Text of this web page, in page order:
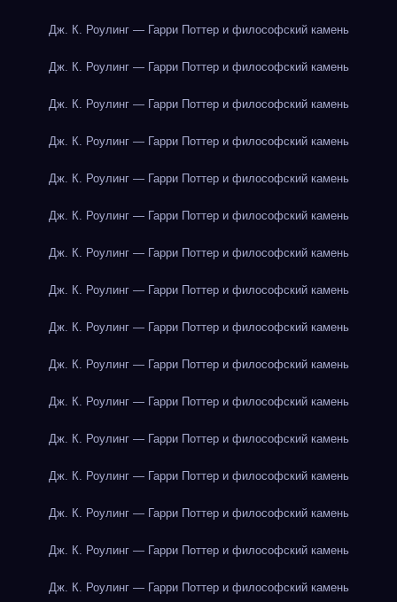
Дж. К. Роулинг — Гарри Поттер и философский камень
Дж. К. Роулинг — Гарри Поттер и философский камень
Дж. К. Роулинг — Гарри Поттер и философский камень
Дж. К. Роулинг — Гарри Поттер и философский камень
Дж. К. Роулинг — Гарри Поттер и философский камень
Дж. К. Роулинг — Гарри Поттер и философский камень
Дж. К. Роулинг — Гарри Поттер и философский камень
Дж. К. Роулинг — Гарри Поттер и философский камень
Дж. К. Роулинг — Гарри Поттер и философский камень
Дж. К. Роулинг — Гарри Поттер и философский камень
Дж. К. Роулинг — Гарри Поттер и философский камень
Дж. К. Роулинг — Гарри Поттер и философский камень
Дж. К. Роулинг — Гарри Поттер и философский камень
Дж. К. Роулинг — Гарри Поттер и философский камень
Дж. К. Роулинг — Гарри Поттер и философский камень
Дж. К. Роулинг — Гарри Поттер и философский камень